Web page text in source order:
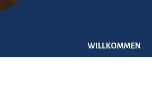
WILLKOMMEN